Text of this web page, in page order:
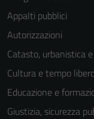
Appalti pubblici
Autorizzazioni
Catasto, urbanistica
Cultura e tempo
Educazione e
Giustizia, sicurezza